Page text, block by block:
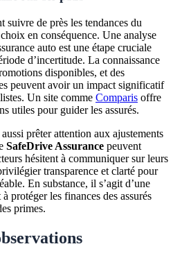
suivre de près les tendances du
en conséquence. Une analyse
auto est une étape cruciale
d’incertitude. La connaissance
disponibles, et des
peuvent avoir un impact significatif
Un site comme Comparis offre
utiles pour guider les assurés.
prêter attention aux ajustements
SafeDrive Assurance peuvent
hésitent à communiquer sur leurs
transparence et clarté pour
En substance, il s’agit d’une
protéger les finances des assurés
primes.